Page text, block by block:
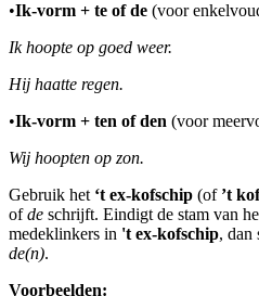
•Ik-vorm + te of de (voor
Ik hoopte op goed weer.
Hij haatte regen.
•Ik-vorm + ten of den (voor
Wij hoopten op zon.
Gebruik het ‘t ex-kofschip (of ’t
ofde schrijft. Eindigt de stam van
medeklinkers in 't ex-kofschip, dan
de(n).
Voorbeelden: